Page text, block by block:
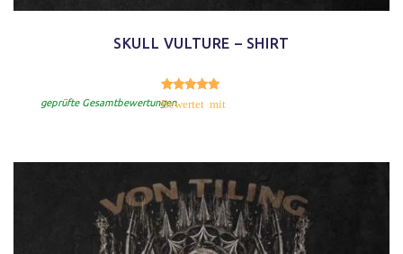
SKULL VULTURE – SHIRT
Bewertet mit
geprüfte Gesamtbewertungen